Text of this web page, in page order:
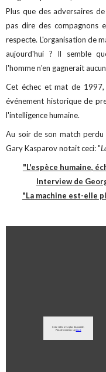
Plus que des adversaires
pas dire des compagnons
respecte. L'organisation de
aujourd'hui ? Il semble
l'homme n'en gagnerait
Cet échec et mat de 1997,
événement historique de
l'intelligence humaine.
Au soir de son match
Gary Kasparov notait ceci: "
"L'espèce humaine,
Interview de
"La machine est-elle